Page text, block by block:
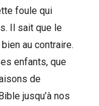
foule qui
Il sait que le
au contraire.
enfants, que
de
jusqu’à nos